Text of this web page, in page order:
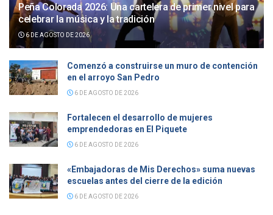
Peña Colorada 2026: Una cartelera de primer nivel para
celebrar la música y la tradición
6 DE AGOSTO DE 2026
Comenzó a construirse un muro de contención
en el arroyo San Pedro
6 DE AGOSTO DE 2026
Fortalecen el desarrollo de mujeres
emprendedoras en El Piquete
6 DE AGOSTO DE 2026
«Embajadoras de Mis Derechos» suma nuevas
escuelas antes del cierre de la edición
6 DE AGOSTO DE 2026